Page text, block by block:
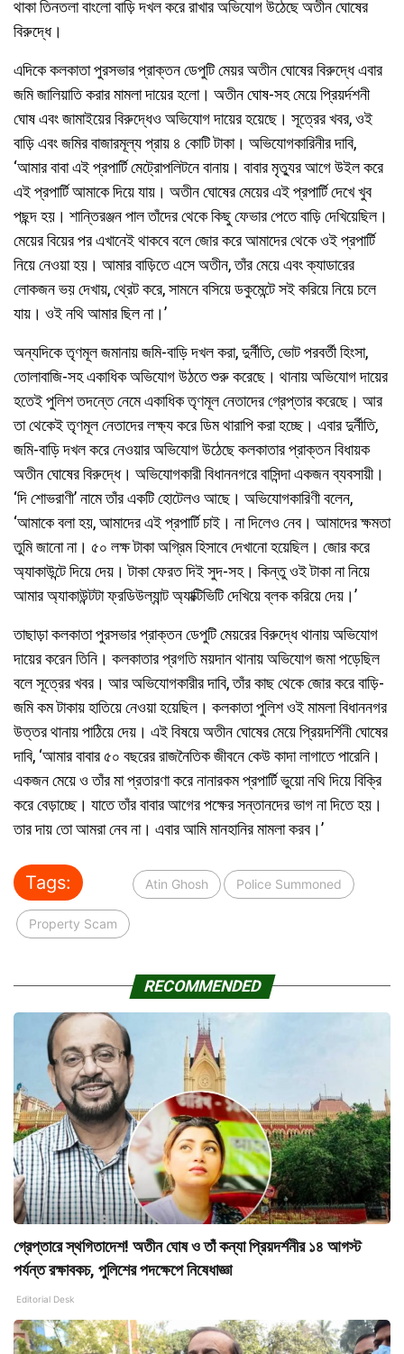
থাকা তিনতলা বাংলো বাড়ি দখল করে রাখার অভিযোগ উঠেছে অতীন ঘোষের
বিরুদ্ধে।
এদিকে কলকাতা পুরসভার প্রাক্তন ডেপুটি মেয়র অতীন ঘোষের বিরুদ্ধে এবার
জমি জালিয়াতি করার মামলা দায়ের হলো। অতীন ঘোষ-সহ মেয়ে প্রিয়র্দশনী
ঘোষ এবং জামাইয়ের বিরুদ্ধেও অভিযোগ দায়ের হয়েছে। সূত্রের খবর, ওই
বাড়ি এবং জমির বাজারমূল্য প্রায় ৪ কোটি টাকা। অভিযোগকারিনীর দাবি,
‘আমার বাবা এই প্রপার্টি মেট্রোপলিটনে বানায়। বাবার মৃত্যুর আগে উইল করে
এই প্রপার্টি আমাকে দিয়ে যায়। অতীন ঘোষের মেয়ের এই প্রপার্টি দেখে খুব
পছন্দ হয়। শান্তিরঞ্জন পাল তাঁদের থেকে কিছু ফেভার পেতে বাড়ি দেখিয়েছিল।
মেয়ের বিয়ের পর এখানেই থাকবে বলে জোর করে আমাদের থেকে ওই প্রপার্টি
নিয়ে নেওয়া হয়। আমার বাড়িতে এসে অতীন, তাঁর মেয়ে এবং ক্যাডারের
লোকজন ভয় দেখায়, থ্রেট করে, সামনে বসিয়ে ডকুমেন্টে সই করিয়ে নিয়ে চলে
যায়। ওই নথি আমার ছিল না।’
অন্যদিকে তৃণমূল জমানায় জমি-বাড়ি দখল করা, দুর্নীতি, ভোট পরবর্তী হিংসা,
তোলাবাজি-সহ একাধিক অভিযোগ উঠতে শুরু করেছে। থানায় অভিযোগ দায়ের
হতেই পুলিশ তদন্তে নেমে একাধিক তৃণমূল নেতাদের গ্রেপ্তার করেছে। আর
তা থেকেই তৃণমূল নেতাদের লক্ষ্য করে ডিম থারাপি করা হচ্ছে। এবার দুর্নীতি,
জমি-বাড়ি দখল করে নেওয়ার অভিযোগ উঠেছে কলকাতার প্রাক্তন বিধায়ক
অতীন ঘোষের বিরুদ্ধে। অভিযোগকারী বিধাননগরে বাসিন্দা একজন ব্যবসায়ী।
‘দি শোভরাণী’ নামে তাঁর একটি হোটেলও আছে। অভিযোগকারিণী বলেন,
‘আমাকে বলা হয়, আমাদের এই প্রপার্টি চাই। না দিলেও নেব। আমাদের ক্ষমতা
তুমি জানো না। ৫০ লক্ষ টাকা অগ্রিম হিসাবে দেখানো হয়েছিল। জোর করে
অ্যাকাউন্টে দিয়ে দেয়। টাকা ফেরত দিই সুদ-সহ। কিন্তু ওই টাকা না নিয়ে
আমার অ্যাকাউন্টটা ফ্রডিউল্যান্ট অ্যাক্টিভিটি দেখিয়ে ব্লক করিয়ে দেয়।’
তাছাড়া কলকাতা পুরসভার প্রাক্তন ডেপুটি মেয়রের বিরুদ্ধে থানায় অভিযোগ
দায়ের করেন তিনি। কলকাতার প্রগতি ময়দান থানায় অভিযোগ জমা পড়েছিল
বলে সূত্রের খবর। আর অভিযোগকারীর দাবি, তাঁর কাছ থেকে জোর করে বাড়ি-
জমি কম টাকায় হাতিয়ে নেওয়া হয়েছিল। কলকাতা পুলিশ ওই মামলা বিধাননগর
উত্তর থানায় পাঠিয়ে দেয়। এই বিষয়ে অতীন ঘোষের মেয়ে প্রিয়দর্শিনী ঘোষের
দাবি, ‘আমার বাবার ৫০ বছরের রাজনৈতিক জীবনে কেউ কাদা লাগাতে পারেনি।
একজন মেয়ে ও তাঁর মা প্রতারণা করে নানারকম প্রপার্টি ভুয়ো নথি দিয়ে বিক্রি
করে বেড়াচ্ছে। যাতে তাঁর বাবার আগের পক্ষের সন্তানদের ভাগ না দিতে হয়।
তার দায় তো আমরা নেব না। এবার আমি মানহানির মামলা করব।’
Tags: Atin Ghosh Police Summoned
Property Scam
RECOMMENDED
গ্রেপ্তারে স্থগিতাদেশ! অতীন ঘোষ ও তাঁ কন্যা প্রিয়দর্শনীর ১৪ আগস্ট
পর্যন্ত রক্ষাবকচ, পুলিশের পদক্ষেপে নিষেধাজ্ঞা
Editorial Desk